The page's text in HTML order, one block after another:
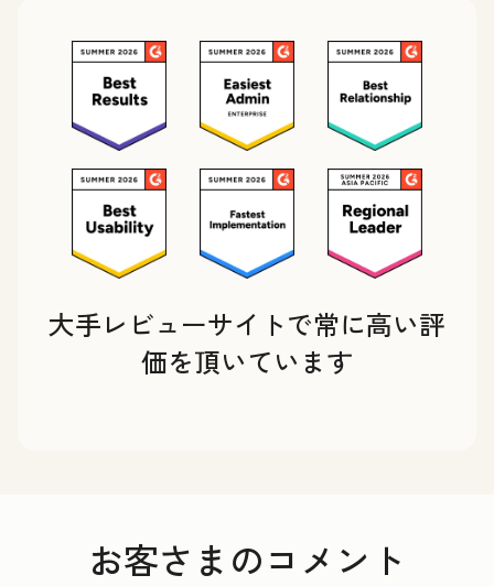
大手レビューサイトで常に高い評
価を頂いています
お客さまのコメント